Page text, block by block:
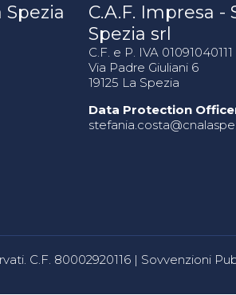
C.A.F. Impresa -
Spezia srl
C.F. e P. IVA 01091040111
Via Padre Giuliani 6
19125 La Spezia
Data Protection
C.F. 80002920116 | Sovvenzioni